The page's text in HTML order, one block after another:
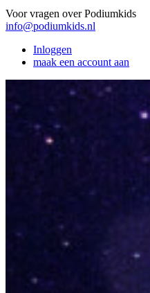
Voor vragen over Podiumkids
info@podiumkids.nl
Inloggen
maak een account aan